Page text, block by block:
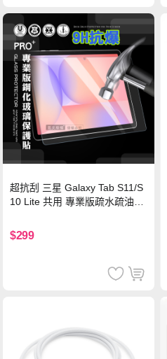
超抗刮 三星 Galaxy Tab S11/S
10 Lite 共用 專業版疏水疏油9H
$299